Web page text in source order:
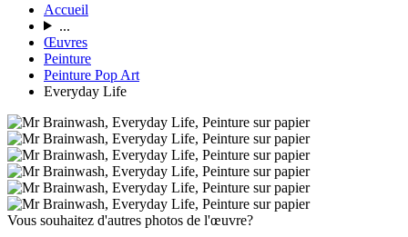
Accueil
...
Œuvres
Peinture
Peinture Pop Art
Everyday Life
Vous souhaitez d'autres photos de l'œuvre?